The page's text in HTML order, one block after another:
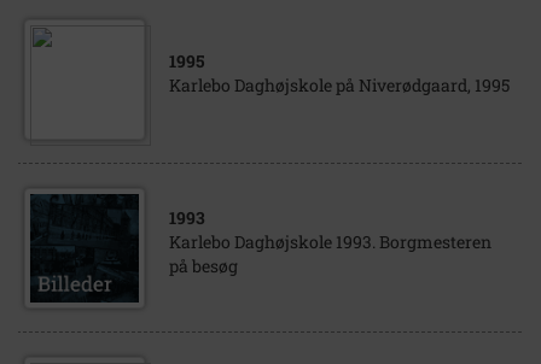
1995
Karlebo Daghøjskole på Niverødgaard, 1995
1993
Karlebo Daghøjskole 1993. Borgmesteren
på besøg